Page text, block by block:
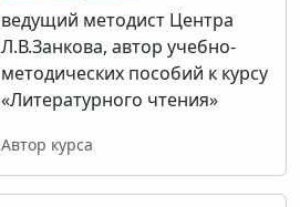
ведущий методист Центра
Л.В.Занкова, автор учебно-
методических пособий к курсу
«Литературного чтения»
Автор курса